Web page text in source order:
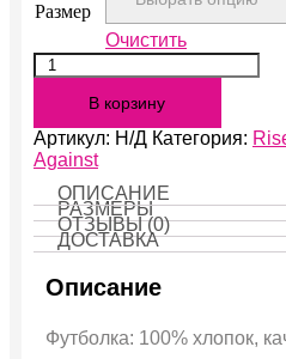
Размер
Очистить
Количество
Rise
AgainstВ корзину
Артикул: Н/Д Категория:
Against
ОПИСАНИЕ
РАЗМЕРЫ
ОТЗЫВЫ (0)
ДОСТАВКА
Описание
Футболка: 100% хлопок,